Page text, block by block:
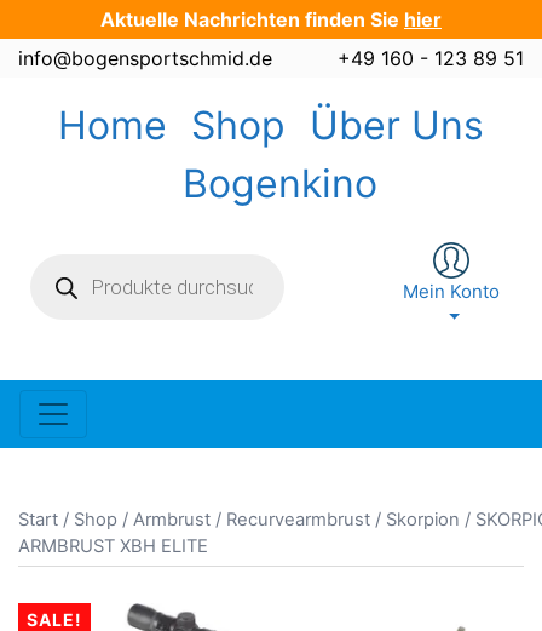
Inhalt
springen
Aktuelle Nachrichten finden Sie hier
info@bogensportschmid.de
+49 160 - 123 89 51
Home Shop
Über Uns
Bogenkino
search
Mein Konto
Start / Shop / Armbrust / Recurvearmbrust / Skorpion /
ARMBRUST XBH ELITE
SALE!